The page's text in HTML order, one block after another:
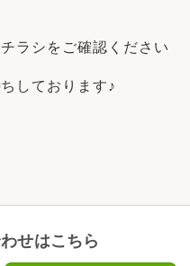
ラシをご確認ください
しております♪
せはこちら